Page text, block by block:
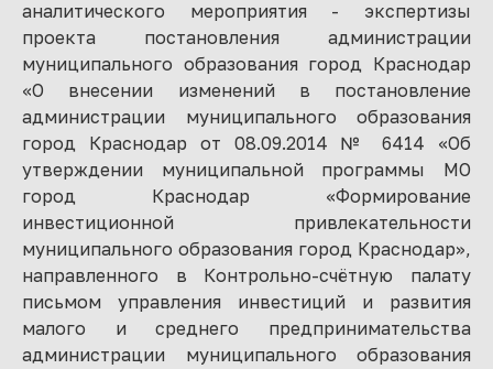
аналитического мероприятия - экспертизы
проекта постановления администрации
муниципального образования город Краснодар
«О внесении изменений в постановление
администрации муниципального образования
город Краснодар от 08.09.2014 № 6414 «Об
утверждении муниципальной программы МО
город Краснодар «Формирование
инвестиционной привлекательности
муниципального образования город Краснодар»,
направленного в Контрольно-счётную палату
письмом управления инвестиций и развития
малого и среднего предпринимательства
администрации муниципального образования